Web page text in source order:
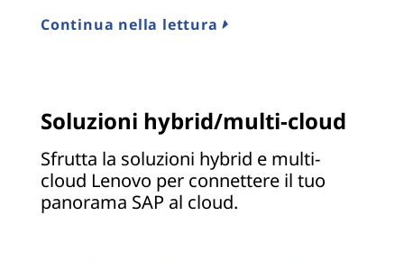
Continua nella lettura
Soluzioni hybrid/multi-cloud
Sfrutta la soluzioni hybrid e multi-
cloud Lenovo per connettere il tuo
panorama SAP al cloud.